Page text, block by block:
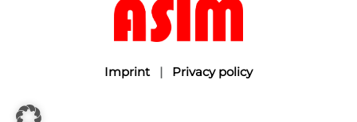
Imprint| Privacy policy